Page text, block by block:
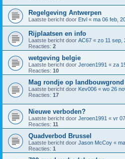
Regelgeving Antwerpen
Laatste bericht door Etvl « ma 06 feb,
Rijplaatsen en info
Laatste bericht door AC67 « zo 11 sep,
Reacties: 2
wetgeving belgie
Laatste bericht door Jeroen1991 « za
Reacties: 10
Mag rondje op
Laatste bericht door Kev006 « wo 26
Reacties: 17
Nieuwe verboden?
Laatste bericht door Jeroen1991 « vr
Reacties: 11
Quadverbod Brussel
Laatste bericht door Jason McCoy «
Reacties: 1